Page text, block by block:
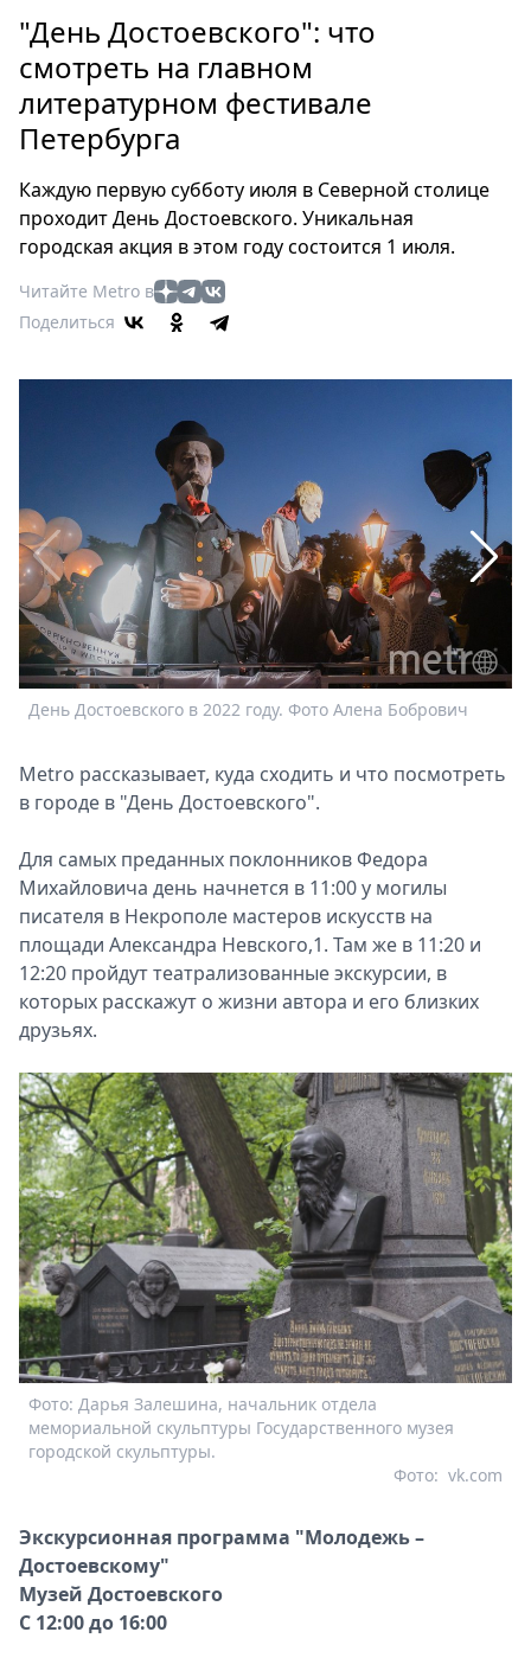
Россия
Мир
Здоровье
Еда
Туризм
Мода
Театр
Кино
Афиша
Книги
релизы
Metro
Стримы
Спецпроекты
Звезды
Выборы
2026
Скачай
"День Достоевского": что
смотреть на главном
литературном фестивале
Петербурга
Каждую первую субботу июля в Северной столице
проходит День Достоевского. Уникальная
городская акция в этом году состоится 1 июля.
Читайте Metro в
Поделиться
День Достоевского в 2022 году. Фото Алена Бобрович
Metro рассказывает, куда сходить и что посмотреть
в городе в "День Достоевского".
Для самых преданных поклонников Федора
Михайловича день начнется в 11:00 у могилы
писателя в Некрополе мастеров искусств на
площади Александра Невского,1. Там же в 11:20 и
12:20 пройдут театрализованные экскурсии, в
которых расскажут о жизни автора и его близких
друзьях.
Фото: Дарья Залешина, начальник отдела
мемориальной скульптуры Государственного музея
городской скульптуры.
vk.com
Фото:
Экскурсионная программа "Молодежь –
Достоевскому"
Музей Достоевского
С 12:00 до 16:00